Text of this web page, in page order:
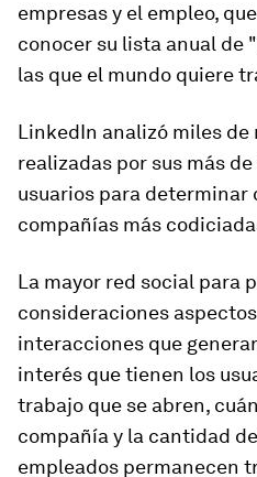
empresas y el empleo,
conocer su lista anual de "
las que el mundo quiere
LinkedIn analizó miles
realizadas por sus más
usuarios para determinar
compañías más
La mayor red social para
consideraciones
interacciones que
interés que tienen los
trabajo que se abren,
compañía y la cantidad
empleados permanecen